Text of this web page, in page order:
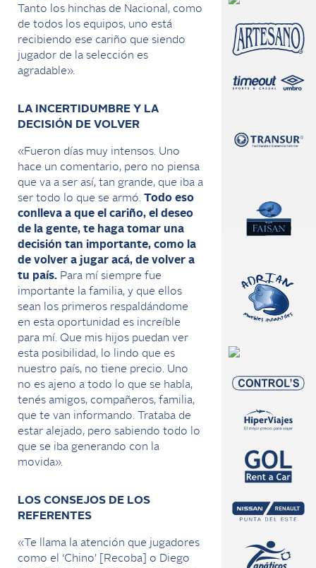
Tanto los hinchas de Nacional, como
de todos los equipos, uno está
recibiendo ese cariño que siendo
jugador de la selección es
agradable».
LA INCERTIDUMBRE Y LA
DECISIÓN DE VOLVER
«Fueron días muy intensos. Uno
hace un comentario, pero no piensa
que va a ser así, tan grande, que iba a
ser todo lo que se armó. Todo eso
conlleva a que el cariño, el deseo
de la gente, te haga tomar una
decisión tan importante, como la
de volver a jugar acá, de volver a
tu país. Para mí siempre fue
importante la familia, y que ellos
sean los primeros respaldándome
en esta oportunidad es increíble
para mí. Que mis hijos puedan ver
esta posibilidad, lo lindo que es
nuestro país, no tiene precio. Uno
no es ajeno a todo lo que se habla,
tenés amigos, compañeros, familia,
que te van informando. Trataba de
estar alejado, pero sabiendo todo lo
que se iba generando con la
movida».
LOS CONSEJOS DE LOS
REFERENTES
«Te llama la atención que jugadores
como el ‘Chino’ [Recoba] o Diego